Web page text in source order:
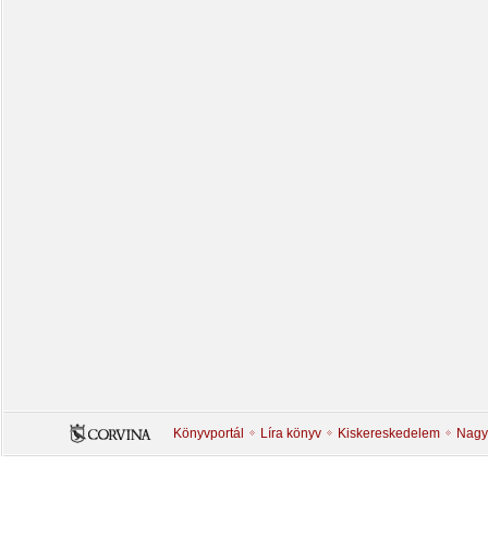
Könyvportál Líra könyv Kiskereskedelem